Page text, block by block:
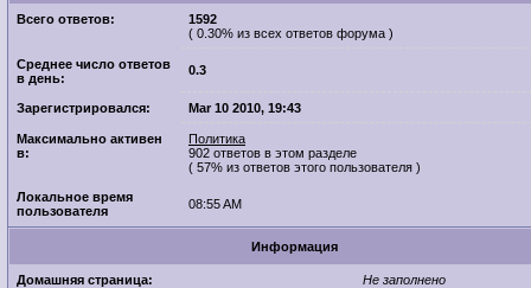
Всего ответов:
1592
( 0.30% из всех ответов форума )
Среднее число ответов
в день:
0.3
Зарегистрировался: Mar 10 2010, 19:43
Максимально активен
в:
Политика
902 ответов в этом разделе
( 57% из ответов этого пользователя )
Локальное время
пользователя
08:55 AM
Информация
Домашняя страница: Не заполнено